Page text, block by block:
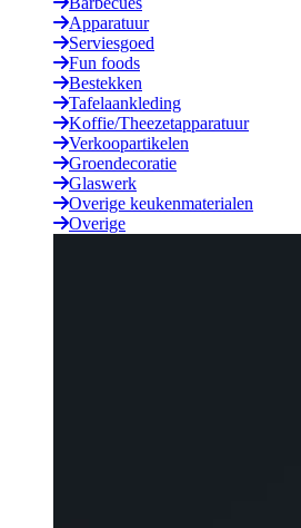
Apparatuur
Serviesgoed
Fun foods
Bestekken
Tafelaankleding
Koffie/Theezetapparatuur
Verkoopartikelen
Groendecoratie
Glaswerk
Overige keukenmaterialen
Overige